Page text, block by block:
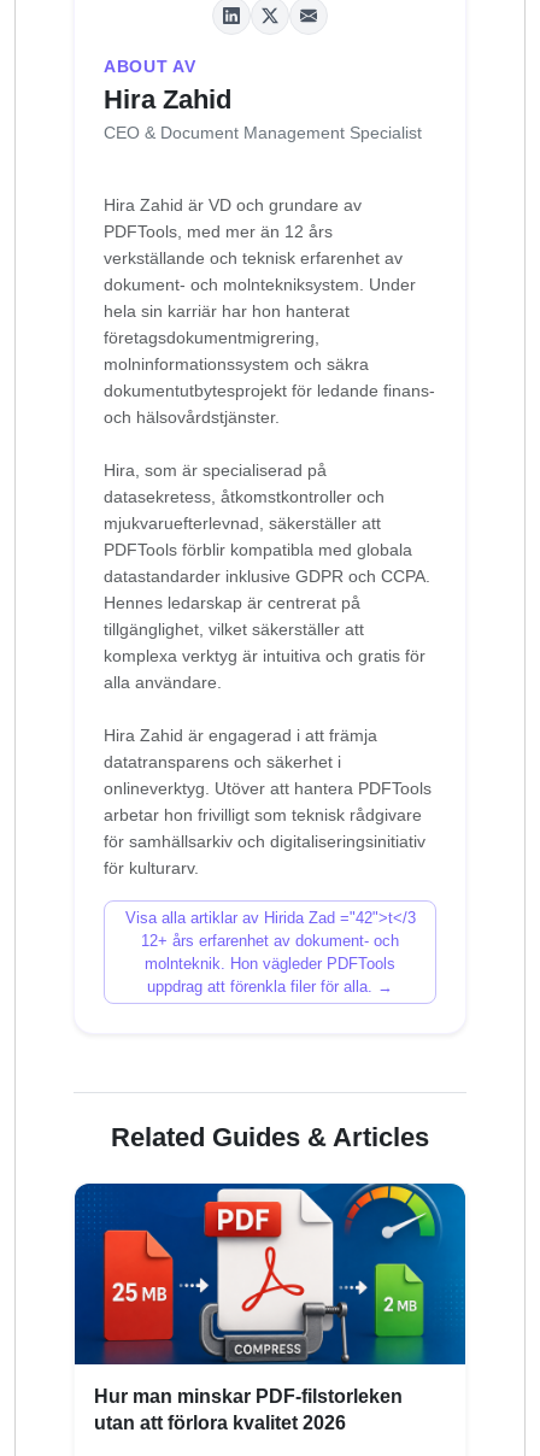
ABOUT AV
Hira Zahid
CEO & Document Management Specialist
Hira Zahid är VD och grundare av
PDFTools, med mer än 12 års
verkställande och teknisk erfarenhet av
dokument- och molntekniksystem. Under
hela sin karriär har hon hanterat
företagsdokumentmigrering,
molninformationssystem och säkra
dokumentutbytesprojekt för ledande finans-
och hälsovårdstjänster.
Hira, som är specialiserad på
datasekretess, åtkomstkontroller och
mjukvaruefterlevnad, säkerställer att
PDFTools förblir kompatibla med globala
datastandarder inklusive GDPR och CCPA.
Hennes ledarskap är centrerat på
tillgänglighet, vilket säkerställer att
komplexa verktyg är intuitiva och gratis för
alla användare.
Hira Zahid är engagerad i att främja
datatransparens och säkerhet i
onlineverktyg. Utöver att hantera PDFTools
arbetar hon frivilligt som teknisk rådgivare
för samhällsarkiv och digitaliseringsinitiativ
Visa alla artiklar av Hirida Zad ="42">t</3
12+ års erfarenhet av dokument- och
molnteknik. Hon vägleder PDFTools
uppdrag att förenkla filer för alla. →
Related Guides & Articles
Hur man minskar PDF-filstorleken
utan att förlora kvalitet 2026